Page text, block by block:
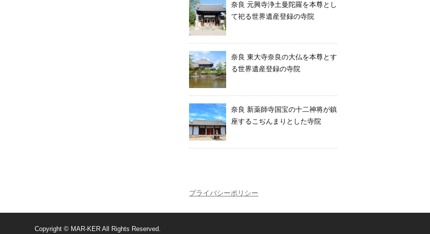
奈良 元興寺浄土曼陀羅を本尊とし
て祀る世界遺産登録の寺院
奈良 東大寺奈良の大仏を本尊とす
る世界遺産登録の寺院
奈良 新薬師寺国宝の十二神将が鎮
座するこぢんまりとした寺院
プライバシーポリシー
Copyright © MAR-KERAll Rights Reserved.